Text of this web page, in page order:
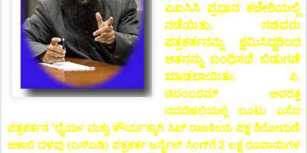
ಎಐಸಿಸಿ ಪ್ರಧಾನ ಕಚೇರಿಯಲ್ಲಿ
ನಡೆಯಿತು. ಸಚಿವರು
ಪತ್ರಕರ್ತನನ್ನು ಕ್ಷಮಿಸಿದ್ದರಿಂದ
ಆತನನ್ನು ಬಂಧಿಸದೆ ಬಿಡುಗಡೆ
ಮಾಡಲಾಯಿತು. ಪಿ.
ಚಿದಂಬರಮ್ ಅವರತ್ತ
ನವದೆಹಲಿಯಲ್ಲಿ ಬೂಟು ಎಸೆದ
ಪತ್ರಕರ್ತನ 'ಧೈರ್ಯ ಮತ್ತು ಶೌರ್ಯ'ಕ್ಕಾಗಿ ಸಿಖ್ ರಾಜಕೀಯ ಪಕ್ಷ ಶಿರೋಮಣಿ
ಅಕಾಲಿ ದಳವು (ಎಸ್‌ಎಡಿ) ಪತ್ರಕರ್ತ ಜರ್ನೈಲ್ ಸಿಂಗ್‌ಗೆ 2 ಲಕ್ಷ ರೂಪಾಯಿಗಳ